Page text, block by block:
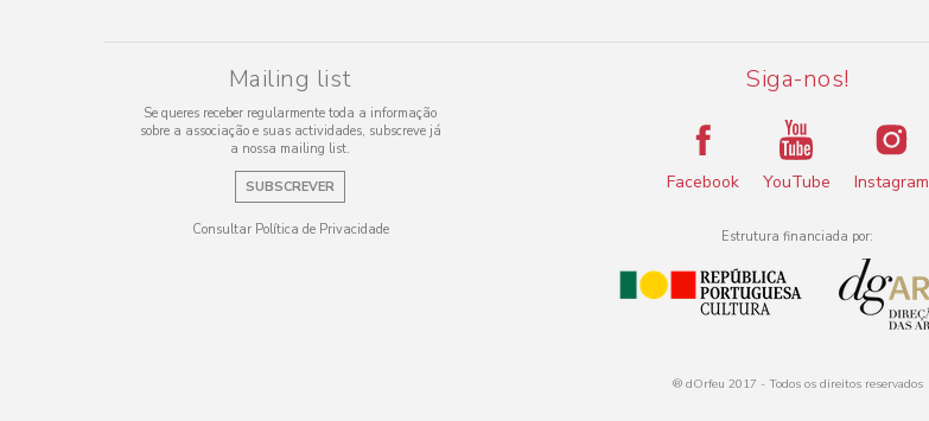
Mailing list
Se queres receber regularmente toda a informação
sobre a associação e suas actividades, subscreve já
a nossa mailing list.
SUBSCREVER
Consultar Política de Privacidade
Siga-nos!
Facebook YouTube Instagram
Estrutura financiada por:
® dOrfeu 2017 - Todos os direitos reservados